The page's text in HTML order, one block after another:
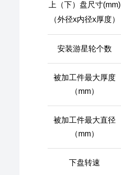
上（下）盘尺寸(mm)
（外径x内径x厚度）
安装游星轮个数
被加工件最大厚度
（mm）
被加工件最大直径
（mm）
下盘转速